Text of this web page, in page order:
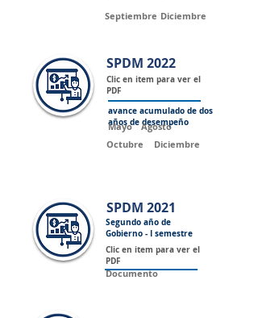
Septiembre Diciembre
SPDM 2022
Clic en item para ver el
PDF
avance acumulado de dos
años de desempeño
Mayo
Agosto
Octubre
Diciembre
SPDM 2021
Segundo año de
Gobierno - I semestre
Clic en item para ver el
PDF
Documento